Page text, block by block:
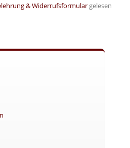
& Widerrufsformular gelesen